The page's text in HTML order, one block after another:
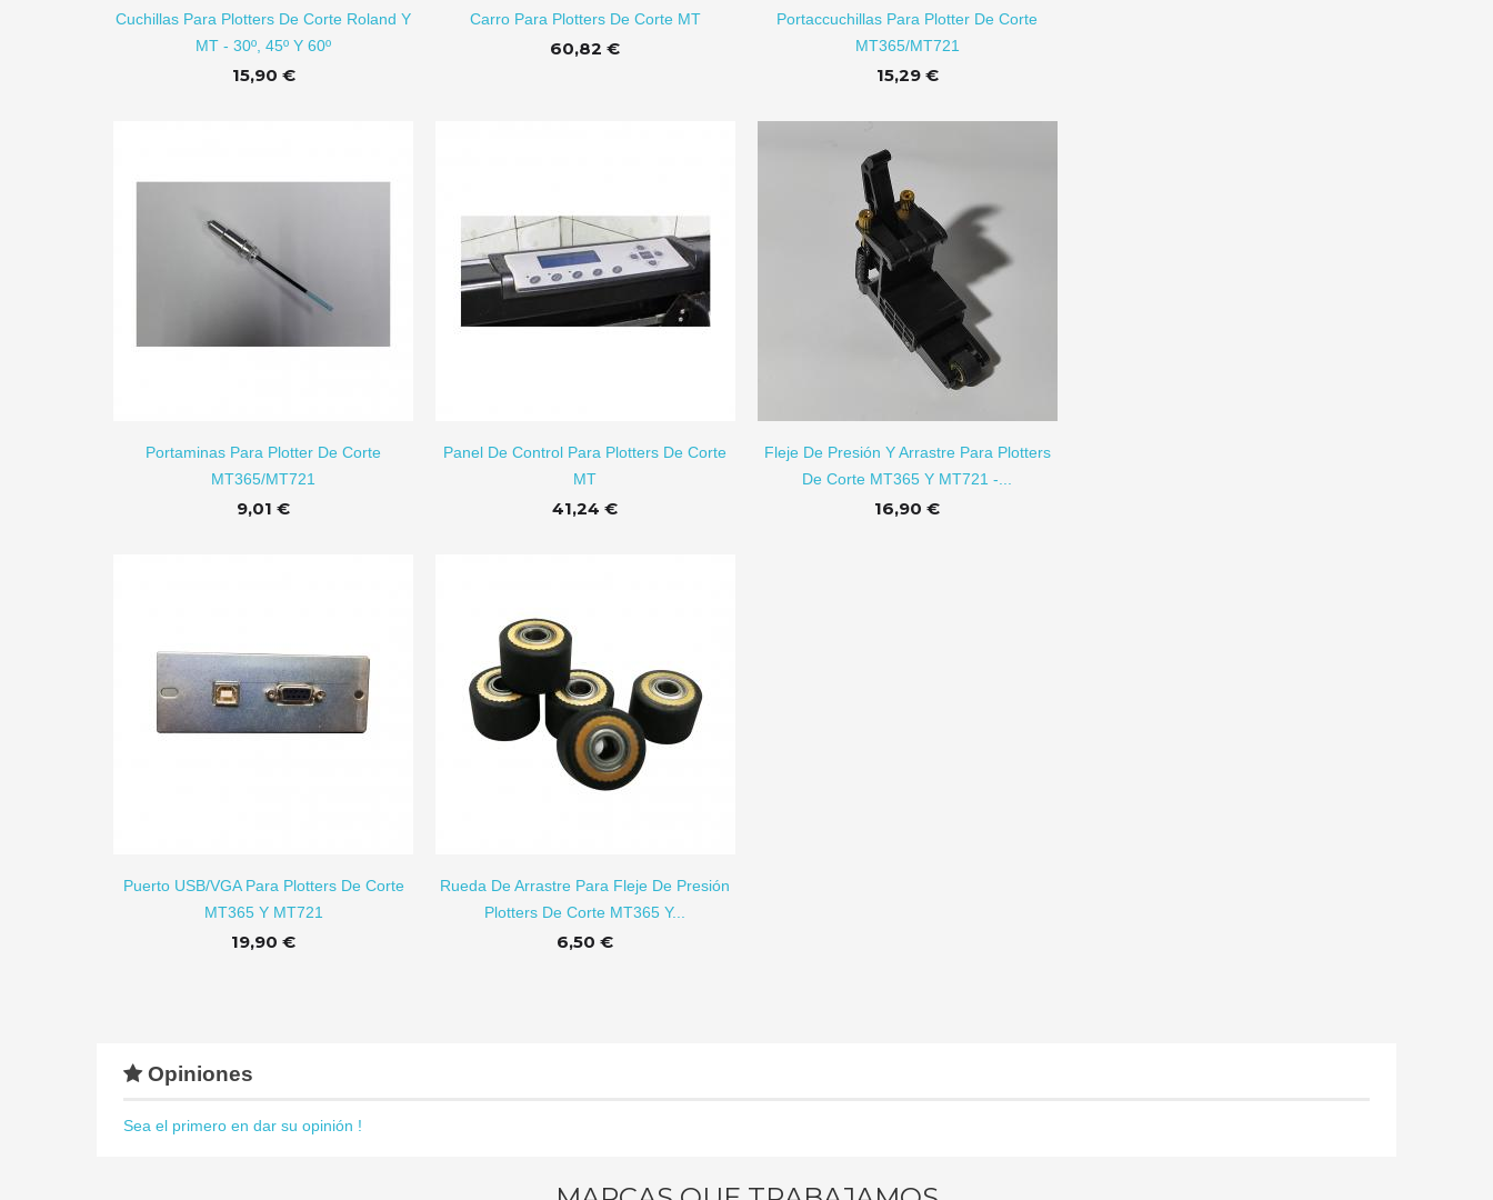
Cuchillas Para Plotters De Corte Roland Y
MT - 30º, 45º Y 60º
15,90 €
Carro Para Plotters De Corte MT
60,82 €
Portaccuchillas Para Plotter De Corte
MT365/MT721
15,29 €
Portaminas Para Plotter De Corte
MT365/MT721
9,01 €
Panel De Control Para Plotters De Corte
MT
41,24 €
Fleje De Presión Y Arrastre Para Plotters
De Corte MT365 Y MT721 -...
16,90 €
Puerto USB/VGA Para Plotters De Corte
MT365 Y MT721
19,90 €
Rueda De Arrastre Para Fleje De Presión
Plotters De Corte MT365 Y...
6,50 €
Opiniones
Sea el primero en dar su opinión !